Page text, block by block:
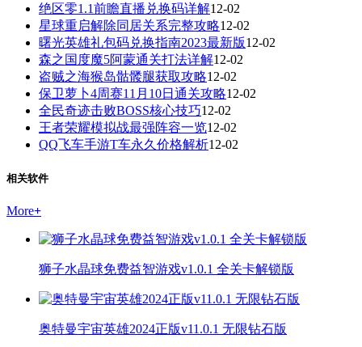
绝区零1.1前瞻直播兑换码详解12-02
星球重启解除同居关系完整攻略12-02
曙光英雄礼包码兑换指南2023最新版12-02
森之国度魔5阿蒙通关打法详解12-02
盗贼之海猴岛骷髅腿获取攻略12-02
保卫萝卜4周赛11月10日通关攻略12-02
全民奇迹击败BOSS核心技巧12-02
王者荣耀模拟战最强阵容一览12-02
QQ飞车手游T车永久价格解析12-02
相关软件
More+
狮子水晶球免费益智游戏v1.0.1 全关卡解锁版
奥特曼宇宙英雄2024正版v11.0.1 无限钻石版